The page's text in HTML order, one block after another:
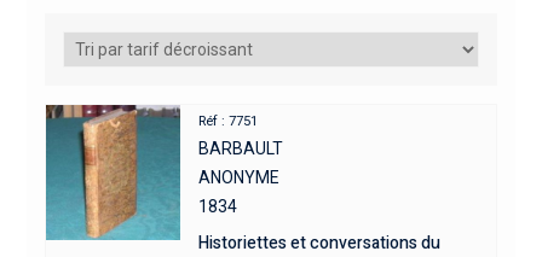
Réf : 7751
BARBAULT
ANONYME
1834
Historiettes et conversations du